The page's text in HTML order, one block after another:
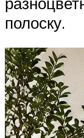
полоску.